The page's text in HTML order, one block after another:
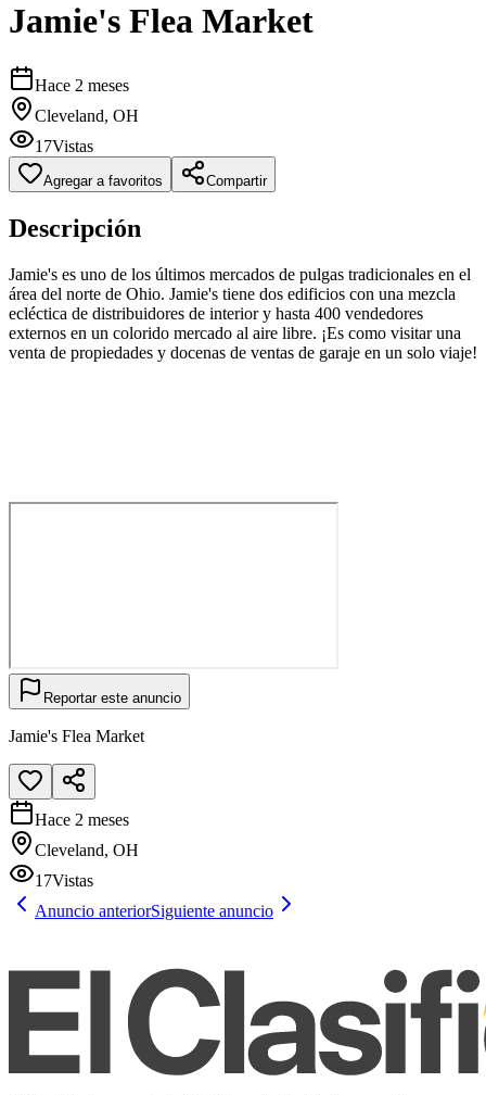
Jamie's Flea Market
Hace 2 meses
Cleveland, OH
17Vistas
Agregar a favoritos Compartir
Descripción
Jamie's es uno de los últimos mercados de pulgas tradicionales en el
área del norte de Ohio. Jamie's tiene dos edificios con una mezcla
ecléctica de distribuidores de interior y hasta 400 vendedores
externos en un colorido mercado al aire libre. ¡Es como visitar una
venta de propiedades y docenas de ventas de garaje en un solo viaje!
Reportar este anuncio
Jamie's Flea Market
Hace 2 meses
Cleveland, OH
17Vistas
Anuncio anteriorSiguiente anuncio